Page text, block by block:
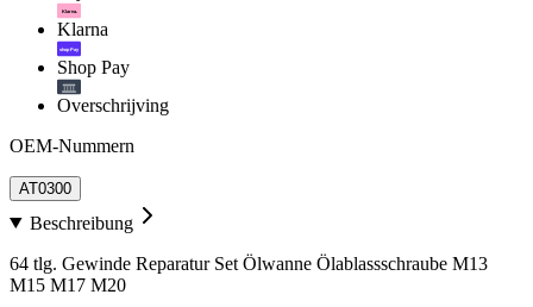
Klarna.
Klarna
shop Pay
Shop Pay
Overschrijving
OEM-Nummern
AT0300
Beschreibung
64 tlg. Gewinde Reparatur Set Ölwanne Ölablassschraube M13
M15 M17 M20